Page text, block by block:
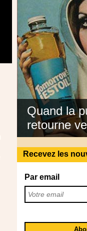
Quand la
retourne
Recevez les
Par email